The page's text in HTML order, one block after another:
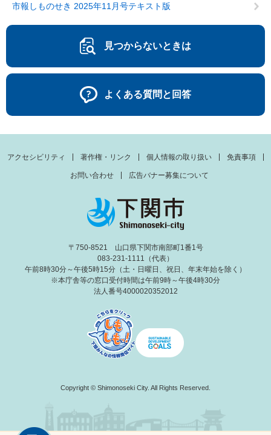
市報しものせき 2025年11月号テキスト版
見つからないときは
よくある質問と回答
アクセシビリティ 著作権・リンク 個人情報の取り扱い 免責事項
お問い合わせ 広告バナー募集について
〒750-8521 山口県下関市南部町1番1号
083-231-1111（代表）
午前8時30分～午後5時15分（土・日曜日、祝日、年末年始を除く）
※本庁舎等の窓口受付時間は午前9時～午後4時30分
法人番号4000020352012
Copyright © Shimonoseki City. All Rights Reserved.